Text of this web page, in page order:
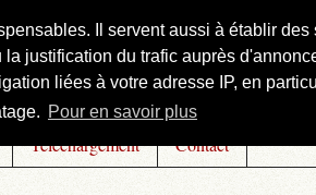
Il servent aussi à établir
justification du trafic auprès
liées à votre adresse IP, en
Pour en savoir plus
Téléchargement Contact